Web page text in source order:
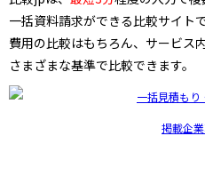
一括資料請求ができる比較サイトで
費用の比較はもちろん、サービス
さまざまな基準で比較できます。
掲載企